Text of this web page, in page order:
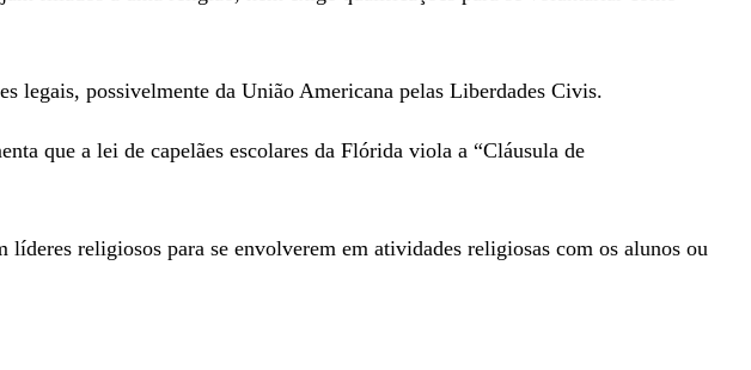
legais, possivelmente da União Americana pelas Liberdades Civis.
que a lei de capelães escolares da Flórida viola a “Cláusula de
religiosos para se envolverem em atividades religiosas com os alunos ou